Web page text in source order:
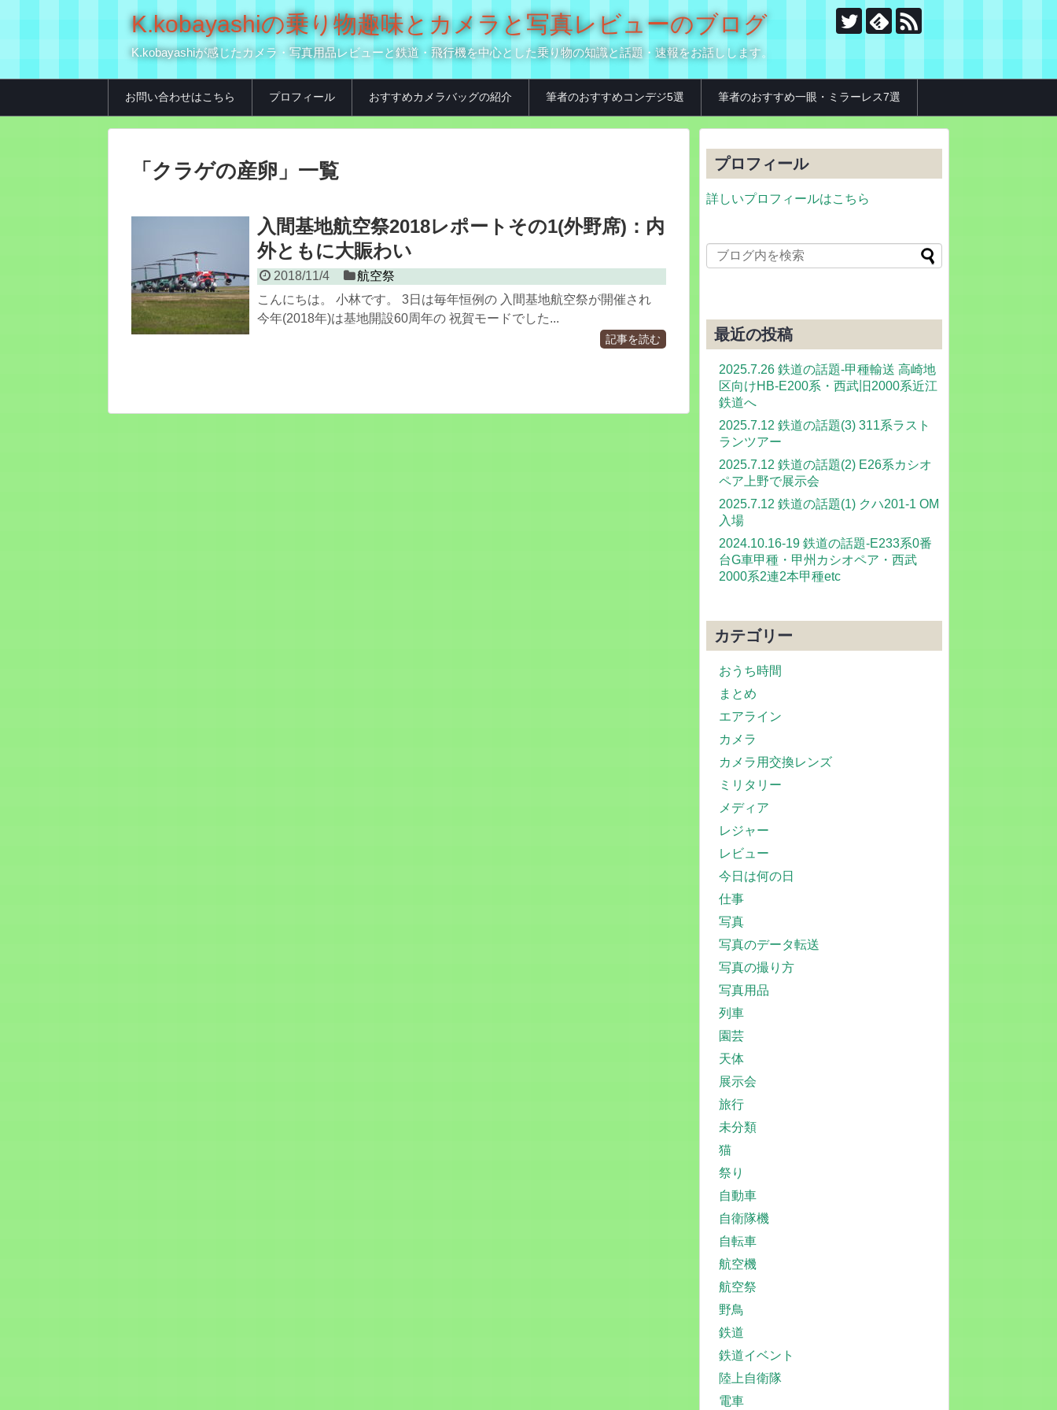
K.kobayashiの乗り物趣味とカメラと写真レビューのブログ
K.kobayashiが感じたカメラ・写真用品レビューと鉄道・飛行機を中心とした乗り物の知識と話題・速報をお話しします。
お問い合わせはこちら プロフィール おすすめカメラバッグの紹介 筆者のおすすめコンデジ5選 筆者のおすすめ一眼・ミラーレス7選
「 クラゲの産卵 」 一覧
入間基地航空祭2018レポートその1(外野席)：内
外ともに大賑わい
2018/11/4
航空祭
こんにちは。 小林です。 3日は毎年恒例の 入間基地航空祭が開催され
今年(2018年)は基地開設60周年の 祝賀モードでした...
記事を読む
プロフィール
詳しいプロフィールはこちら
最近の投稿
2025.7.26 鉄道の話題-甲種輸送 高崎地
区向けHB-E200系・西武旧2000系近江
鉄道へ
2025.7.12 鉄道の話題(3) 311系ラスト
ランツアー
2025.7.12 鉄道の話題(2) E26系カシオ
ペア上野で展示会
2025.7.12 鉄道の話題(1) クハ201-1 OM
入場
2024.10.16-19 鉄道の話題-E233系0番
台G車甲種・甲州カシオペア・西武
2000系2連2本甲種etc
カテゴリー
おうち時間
まとめ
エアライン
カメラ
カメラ用交換レンズ
ミリタリー
メディア
レジャー
レビュー
今日は何の日
仕事
写真
写真のデータ転送
写真の撮り方
写真用品
列車
園芸
天体
展示会
旅行
未分類
猫
祭り
自動車
自衛隊機
自転車
航空機
航空祭
野鳥
鉄道
鉄道イベント
陸上自衛隊
電車